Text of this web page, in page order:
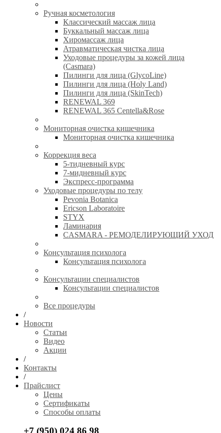
Ручная косметология
Классический массаж лица
Буккальный массаж лица
Хиромассаж лица
Атравматическая чистка лица
Уходовые процедуры за кожей лица
(Casmara)
Пилинги для лица (GlycoLine)
Пилинги для лица (Holy Land)
Пилинги для лица (SkinTech)
RENEWAL 369
RENEWAL 365 Centella&Rose
Мониторная очистка кишечника
Мониторная очистка кишечника
Коррекция веса
5-тидневный курс
7-мидневный курс
Экспресс-программа
Уходовые процедуры по телу
Pevonia Botanica
Ericson Laboratoire
STYX
Ламинария
CASMARA - РЕМОДЕЛИРУЮЩИЙ УХОД
Консультация психолога
Консультация психолога
Консультации специалистов
Консультации специалистов
Все процедуры
/
Новости
Статьи
Видео
Акции
/
Контакты
/
Прайслист
Цены
Сертификаты
Способы оплаты